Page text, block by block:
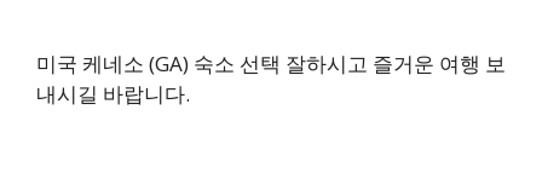
미국 케네소 (GA) 숙소 선택 잘하시고 즐거운 여행 보
내시길 바랍니다.